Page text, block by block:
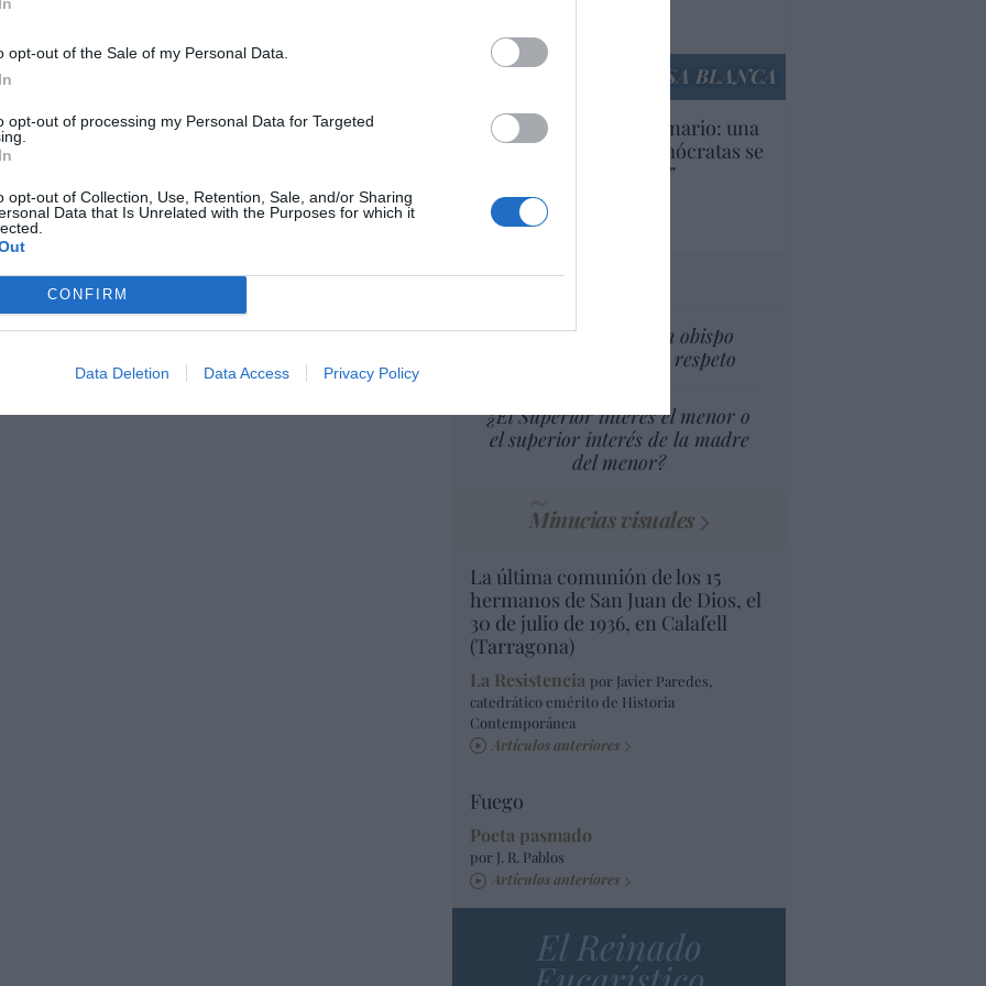
opt-out of the Sale of my Personal Data.
opt-out of processing my Personal Data for Targeted
opt-out of Collection, Use, Retention, Sale, and/or Sharing
Data that Is Unrelated with the Purposes for which it
CONFIRM
Data Deletion Data Access Privacy Policy
de la guerra cristera: ¡Viva Cristo Rey!
LA CASA BLANCA
EEUU. Inquietante escenario: una
tercera parte de los demócratas se
define como “socialista”
por Ignacio Aguirre
Artículos anteriores
Cartas al director
No toda crítica a un obispo
supone una falta de respeto
¿El Superior interés el menor o
el superior interés de la madre
del menor?
Minucias visuales
La última comunión de los 15
hermanos de San Juan de Dios, el
30 de julio de 1936, en Calafell
(Tarragona)
La Resistencia por Javier Paredes,
catedrático emérito de Historia
Contemporánea
Artículos anteriores
Fuego
Poeta pasmado
por J. R. Pablos
Artículos anteriores
El Reinado